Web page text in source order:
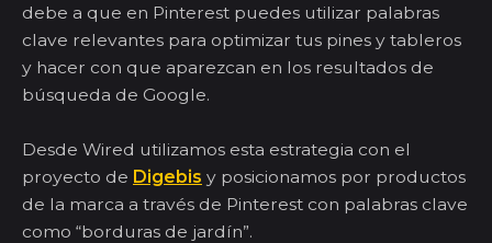
debe a que en Pinterest puedes utilizar palabras
clave relevantes para optimizar tus pines y tableros
y hacer con que aparezcan en los resultados de
búsqueda de Google.
Desde Wired utilizamos esta estrategia con el
proyecto de Digebis y posicionamos por productos
de la marca a través de Pinterest con palabras clave
como “borduras de jardín”.